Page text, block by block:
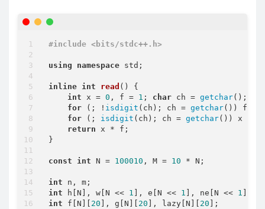
}
int main ()
{
for (int i = 1; i <= m; i ++ ) {
add (a, b, c),
    }
for ( int i = 2; i <= idx; i += 2 ) {
        del[i] = del[i ^
1 ] = true;
dijkstra (e[i]);
    }
}
#include <bits/stdc++.h>
using namespace std;
inline int read ()
{
int x = 0 , f = 1 ; char ch = getchar();
for (; ! isdigit (ch); ch = getchar()) f -=
for (; isdigit (ch); ch = getchar()) x =
return x * f;
}
const int N = 100010 , M = 10 * N;
int
int h[N], w[N << 1 ], e[N << 1 ], ne[N << 1
int f[N][ 20 ], g[N][ 20 ], lazy[N][ 20